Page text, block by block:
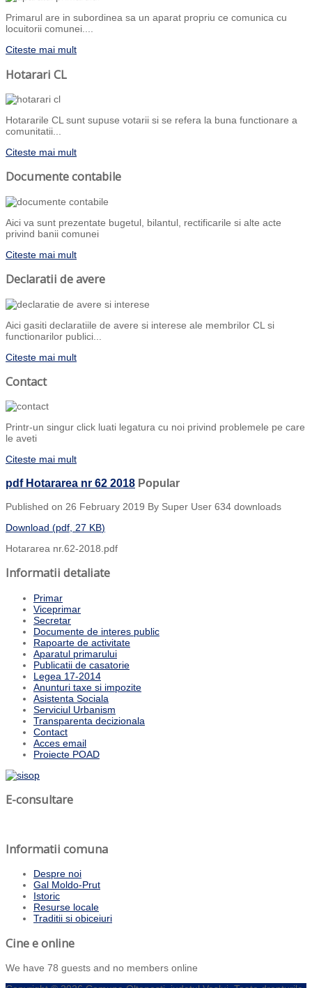
Primarul are in subordinea sa un aparat propriu ce comunica cu
locuitorii comunei....
Citeste mai mult
Hotarari CL
Hotararile CL sunt supuse votarii si se refera la buna functionare a
comunitatii...
Citeste mai mult
Documente contabile
Aici va sunt prezentate bugetul, bilantul, rectificarile si alte acte
privind banii comunei
Citeste mai mult
Declaratii de avere
Aici gasiti declaratiile de avere si interese ale membrilor CL si
functionarilor publici...
Citeste mai mult
Contact
Printr-un singur click luati legatura cu noi privind problemele pe care
le aveti
Citeste mai mult
pdf Hotararea nr 62 2018 Popular
Published on 26 February 2019 By Super User 634 downloads
Download (pdf, 27 KB)
Hotararea nr.62-2018.pdf
Informatii detaliate
Primar
Viceprimar
Secretar
Documente de interes public
Rapoarte de activitate
Aparatul primarului
Publicatii de casatorie
Legea 17-2014
Anunturi taxe si impozite
Asistenta Sociala
Serviciul Urbanism
Transparenta decizionala
Contact
Acces email
Proiecte POAD
E-consultare
Informatii comuna
Despre noi
Gal Moldo-Prut
Istoric
Resurse locale
Traditii si obiceiuri
Cine e online
We have 78 guests and no members online